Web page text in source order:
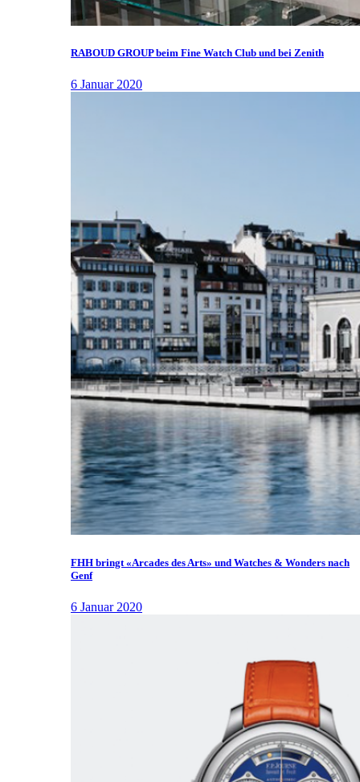
RABOUD GROUP beim Fine Watch Club und bei Zenith
6 Januar 2020
FHH bringt «Arcades des Arts» und Watches & Wonders nach
Genf
6 Januar 2020